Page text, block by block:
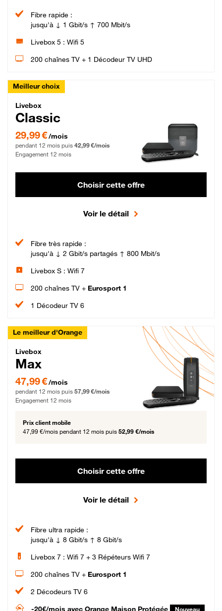
Fibre rapide :
jusqu'à ↓ 1 Gbit/s ↑ 700 Mbit/s
Livebox 5 : Wifi 5
200 chaînes TV + 1 Décodeur TV UHD
Meilleur choix
Livebox Classic Fibre
Livebox
Classic
29,99 € par mois pendant 12 mois puis 42,99 € par mois, Engagement 12 mois
29,99 €/mois
pendant 12 mois puis 42,99 €/mois
Engagement 12 mois
Choisir cette offre
Voir le détail
Fibre très rapide :
jusqu'à ↓ 2 Gbit/s partagés ↑ 800 Mbit/s
Livebox S : Wifi 7
200 chaînes TV + Eurosport 1
1 Décodeur TV 6
Le meilleur d'Orange
Livebox Max Fibre
Livebox
Max
47,99 € par mois pendant 12 mois puis 57,99 € par mois, Engagement 12 mois
47,99 €/mois
pendant 12 mois puis 57,99 €/mois
Engagement 12 mois
Prix client mobile
47,99 €/mois pendant 12 mois puis 52,99 €/mois
Choisir cette offre
Voir le détail
Fibre ultra rapide :
jusqu'à ↓ 8 Gbit/s ↑ 8 Gbit/s
Livebox 7 : Wifi 7 + 3 Répéteurs Wifi 7
200 chaînes TV + Eurosport 1
2 Décodeurs TV 6
-20€/mois avec Orange Maison Protégée Nouveau